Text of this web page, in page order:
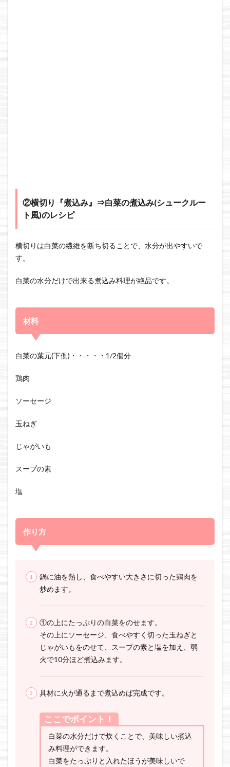
②横切り『煮込み』⇒白菜の煮込み(シュークルー
ト風)のレシピ
横切りは白菜の繊維を断ち切ることで、水分が出やすいで
す。
白菜の水分だけで出来る煮込み料理が絶品です。
材料
白菜の葉元(下側)・・・・・1/2個分
鶏肉
ソーセージ
玉ねぎ
じゃがいも
スープの素
塩
作り方
鍋に油を熱し、食べやすい大きさに切った鶏肉を
炒めます。
①の上にたっぷりの白菜をのせます。
その上にソーセージ、食べやすく切った玉ねぎと
じゃがいもをのせて、スープの素と塩を加え、弱
火で10分ほど煮込みます。
具材に火が通るまで煮込めば完成です。
ここでポイント！
白菜の水分だけで炊くことで、美味しい煮込
み料理ができます。
白菜をたっぷりと入れたほうが美味しいで